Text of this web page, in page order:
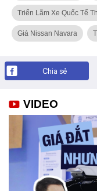
Triển Lãm Xe Quốc Tế
Giá Nissan Navara
Chia sẻ
VIDEO